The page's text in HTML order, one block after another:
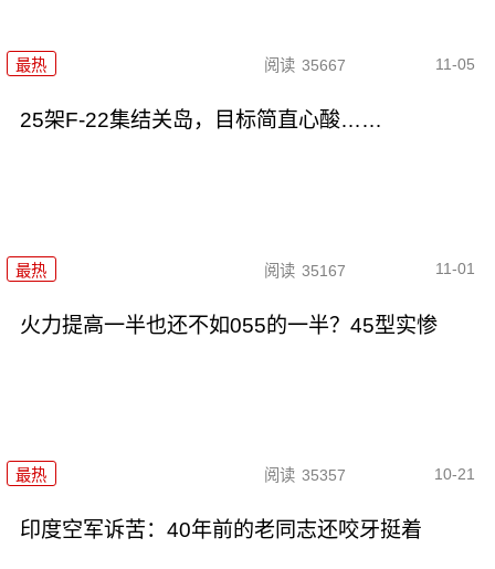
最热 阅读 35667 11-05
25架F-22集结关岛，目标简直心酸……
最热 阅读 35167 11-01
火力提高一半也还不如055的一半？45型实惨
最热 阅读 35357 10-21
印度空军诉苦：40年前的老同志还咬牙挺着